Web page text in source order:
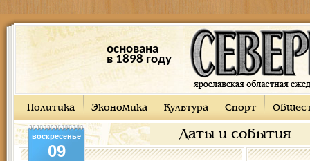
основана
в 1898 году
Политика Экономика Культура Спорт
Даты и события
воскресенье
09